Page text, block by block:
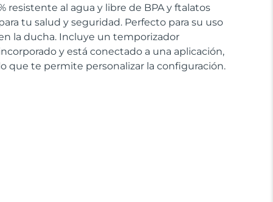
resistente al agua y libre de BPA y ftalatos
tu salud y seguridad. Perfecto para su uso
la ducha. Incluye un temporizador
y está conectado a una aplicación,
lo que te permite personalizar la configuración.